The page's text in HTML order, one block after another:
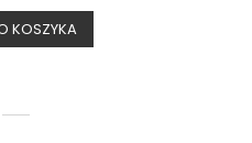
KOSZYKA